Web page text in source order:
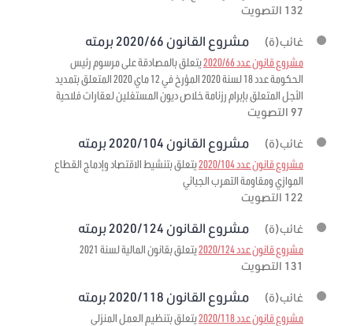
132 التصويت
غائب(ة) مشروع القانون 2020/66 برمته
مشروع قانون عدد 2020/66
يتعلق بالمصادقة على مرسوم رئيس
الحكومة عدد 18 لسنة 2020 المؤرخ في 12 ماي 2020 المتعلق بتمديد
الأجل المتعلق بإبرام رزنامة خلاص ديون المستغلين لعقارات فلاحية
97 التصويت
غائب(ة) مشروع القانون 2020/104 برمته
مشروع قانون عدد 2020/104
يتعلق بتنشيط الاقتصاد وإدماج القطاع
الموازي ومقاومة التهرب الجبائي
122 التصويت
غائب(ة) مشروع القانون 2020/124 برمته
مشروع قانون عدد 2020/124
يتعلق بقانون المالية لسنة 2021
131 التصويت
غائب(ة) مشروع القانون 2020/118 برمته
مشروع قانون عدد 2020/118
يتعلق بتنظيم العمل المنزلي